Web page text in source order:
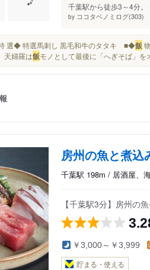
千葉駅から徒歩3～4分
by ココタベノミログ(303)
選◆ 特選馬刺し 黒毛和牛のタタキ ■◆飯
天婦羅は飯モノとして最後に「へぎそば」
房州の魚と煮込
千葉駅 198m / 居酒屋、
【千葉駅3分】房州の
￥3,000～￥3,999
貯まる・使える